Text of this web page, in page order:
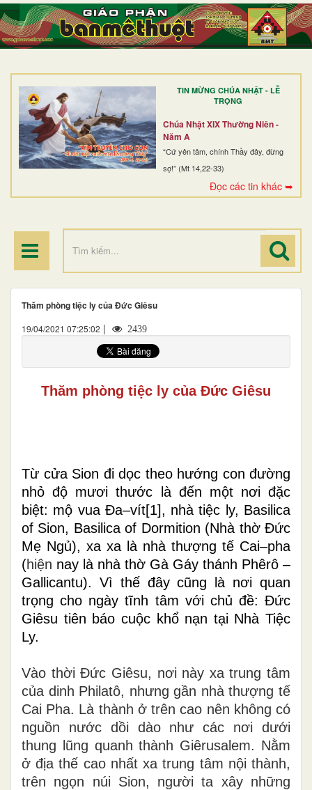
TIN MỪNG CHÚA NHẬT - LỄ
TRỌNG
Chúa Nhật XIX Thường Niên -
Năm A
“Cứ yên tâm, chính Thầy đây, đừng
sợ!” (Mt 14,22-33)
Đọc các tin khác ➥
TRANG NHẤT
GIỚI THIỆU
DÒNG TU
BAN MỤC VỤ
ĐOÀN THỂ CG
Thăm phòng tiệc ly của Đức Giêsu
19/04/2021 07:25:02 | 2439
Thăm phòng tiệc ly của Đức Giêsu
Từ cửa Sion đi dọc theo hướng con đường
nhỏ độ mươi thước là đến một nơi đặc
biệt: mộ vua Đa–vít[1], nhà tiệc ly, Basilica
of Sion, Basilica of Dormition (Nhà thờ Đức
Mẹ Ngủ), xa xa là nhà thượng tế Cai–pha
(hiện nay là nhà thờ Gà Gáy thánh Phêrô –
Gallicantu). Vì thế đây cũng là nơi quan
trọng cho ngày tĩnh tâm với chủ đề: Đức
Giêsu tiên báo cuộc khổ nạn tại Nhà Tiệc
Ly.
Vào thời Đức Giêsu, nơi này xa trung tâm
của dinh Philatô, nhưng gần nhà thượng tế
Cai Pha. Là thành ở trên cao nên không có
nguồn nước dồi dào như các nơi dưới
thung lũng quanh thành Giêrusalem. Nằm
ở địa thế cao nhất xa trung tâm nội thành,
trên ngọn núi Sion, người ta xây những